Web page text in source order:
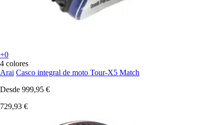
+0
4 colores
Arai Casco integral de moto Tour-X5 Match
Desde 999,95 €
729,93 €